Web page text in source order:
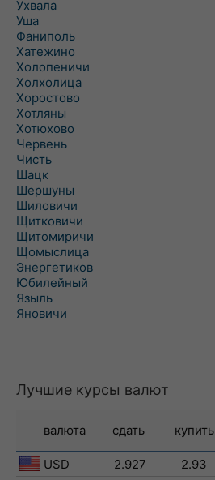
Ухвала
Уша
Фаниполь
Хатежино
Холопеничи
Холхолица
Хоростово
Хотляны
Хотюхово
Червень
Чисть
Шацк
Шершуны
Шиловичи
Щитковичи
Щитомиричи
Щомыслица
Энергетиков
Юбилейный
Языль
Яновичи
Лучшие курсы валют
валюта сдать купить
USD 2.927 2.93